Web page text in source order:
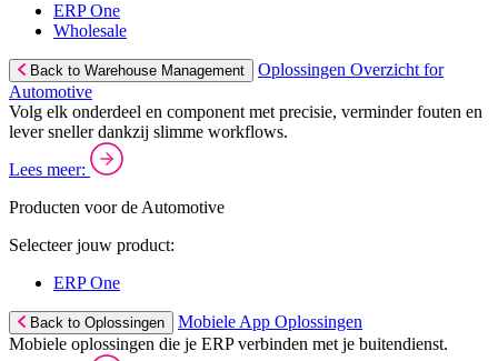
ERP One
Wholesale
Back to Warehouse Management
Oplossingen Overzicht for
Automotive
Volg elk onderdeel en component met precisie, verminder fouten en
lever sneller dankzij slimme workflows.
Lees meer:
Producten voor de Automotive
Selecteer jouw product:
ERP One
Back to Oplossingen
Mobiele App Oplossingen
Mobiele oplossingen die je ERP verbinden met je buitendienst.